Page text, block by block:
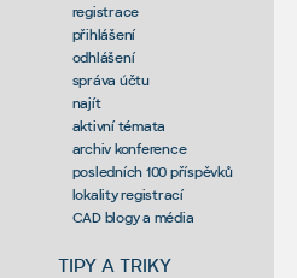
registrace
přihlášení
odhlášení
správa účtu
najít
aktivní témata
archiv konference
posledních 100 příspěvků
lokality registrací
CAD blogy a média
TIPY A TRIKY